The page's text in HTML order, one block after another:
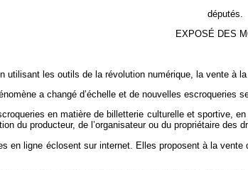
députés.
EXPOSÉ DES
utilisant les outils de la révolution numérique, la vente à
a changé d’échelle et de nouvelles
en matière de billetterie culturelle et sportive,
du producteur, de l’organisateur ou du propriétaire des
en ligne éclosent sur internet. Elles proposent à la